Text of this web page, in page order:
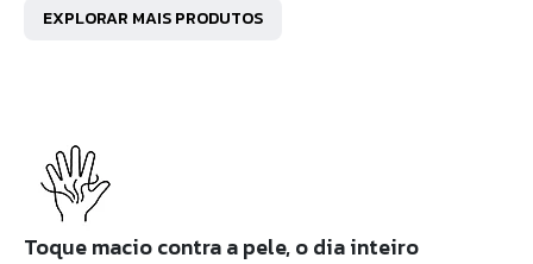
EXPLORAR MAIS PRODUTOS
Toque macio contra a pele, o dia inteiro